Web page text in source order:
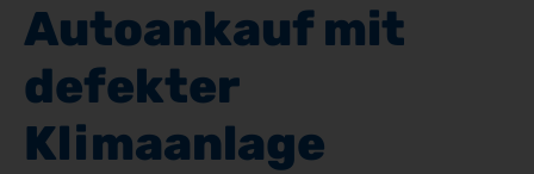
Autoankauf mit
defekter
Klimaanlage